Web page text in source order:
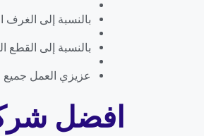
بالنسبة إلى الغرف
بالنسبة إلى القطع
عزيزي العمل جميع
افضل